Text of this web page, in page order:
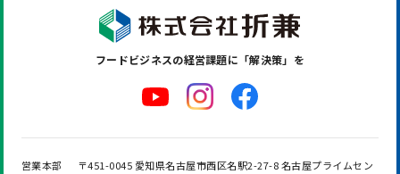
フードビジネスの経営課題に「解決策」を
営業本部
〒451-0045 愛知県名古屋市西区名駅2-27-8 名古屋プライムセン